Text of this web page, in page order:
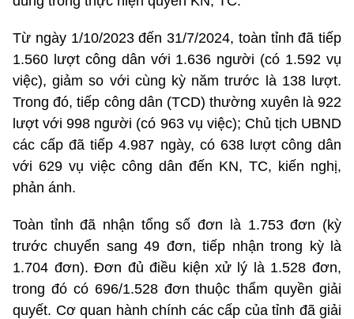
Từ ngày 1/10/2023 đến 31/7/2024, toàn tỉnh đã tiếp
1.560 lượt công dân với 1.636 người (có 1.592 vụ
việc), giảm so với cùng kỳ năm trước là 138 lượt.
Trong đó, tiếp công dân (TCD) thường xuyên là 922
lượt với 998 người (có 963 vụ việc); Chủ tịch UBND
các cấp đã tiếp 4.987 ngày, có 638 lượt công dân
với 629 vụ việc công dân đến KN, TC, kiến nghị,
phản ánh.
Toàn tỉnh đã nhận tổng số đơn là 1.753 đơn (kỳ
trước chuyển sang 49 đơn, tiếp nhận trong kỳ là
1.704 đơn). Đơn đủ điều kiện xử lý là 1.528 đơn,
trong đó có 696/1.528 đơn thuộc thẩm quyền giải
quyết. Cơ quan hành chính các cấp của tỉnh đã giải